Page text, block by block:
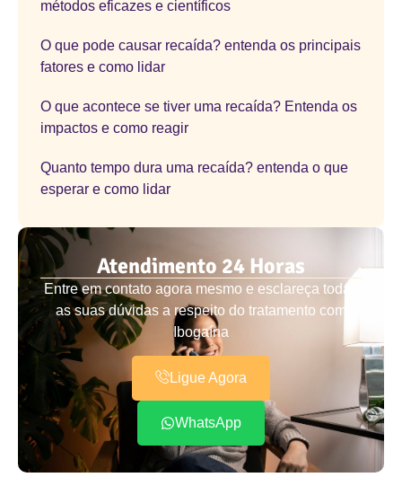
métodos eficazes e científicos
O que pode causar recaída? entenda os principais
fatores e como lidar
O que acontece se tiver uma recaída? Entenda os
impactos e como reagir
Quanto tempo dura uma recaída? entenda o que
esperar e como lidar
Atendimento 24 Horas
Entre em contato agora mesmo e esclareça todas
as suas dúvidas a respeito do tratamento com
Ibogaína
Ligue Agora
WhatsApp